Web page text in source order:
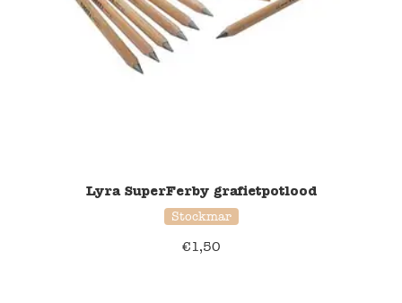
Lyra SuperFerby grafietpotlood
Stockmar
€1,50